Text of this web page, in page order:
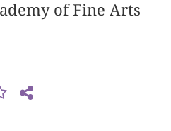
of Fine Arts